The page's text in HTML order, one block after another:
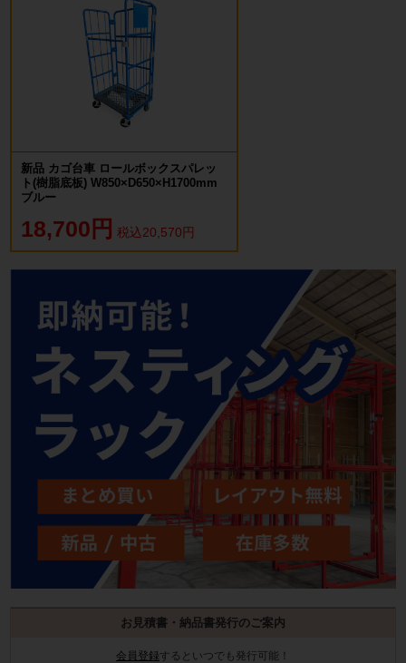
新品 カゴ台車 ロールボックスパレッ
ト(樹脂底板) W850×D650×H1700mm
ブルー
18,700円 税込20,570円
お見積書・納品書発行のご案内
会員登録するといつでも発行可能！